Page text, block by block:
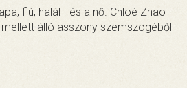
fiú, halál - és a nő. Chloé Zhao
álló asszony szemszögéből